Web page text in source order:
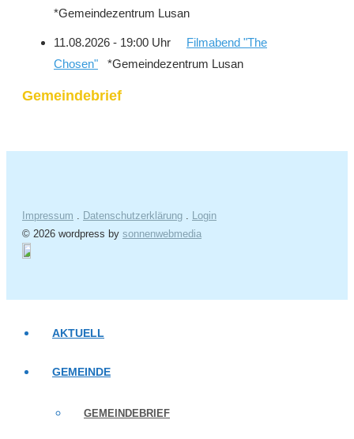
*Gemeindezentrum Lusan
11.08.2026 - 19:00 Uhr
Filmabend "The
Chosen" *Gemeindezentrum Lusan
Gemeindebrief
Impressum . Datenschutzerklärung . Login
© 2026 wordpress by sonnenwebmedia
AKTUELL
GEMEINDE
GEMEINDEBRIEF